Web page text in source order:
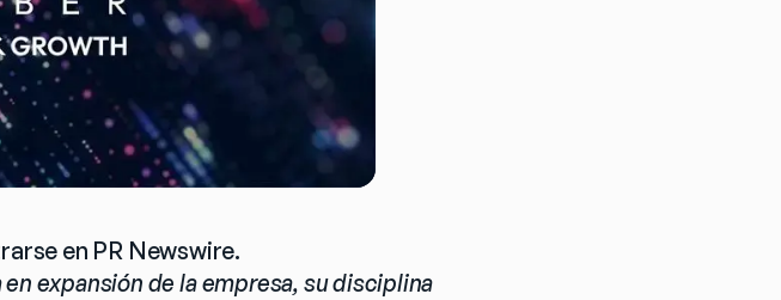
en PR Newswire.
expansión de la empresa, su disciplina